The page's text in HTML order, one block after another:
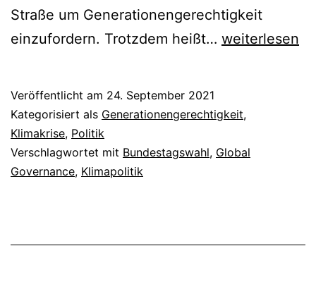
Straße um Generationengerechtigkeit
einzufordern. Trotzdem heißt… Deutsche
weiterlesen
Veröffentlicht am 24. September 2021
Kategorisiert als Generationengerechtigkeit,
Klimakrise, Politik
Verschlagwortet mit Bundestagswahl, Global
Governance, Klimapolitik